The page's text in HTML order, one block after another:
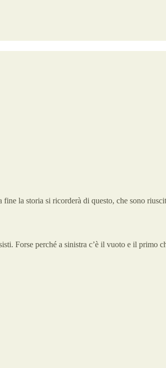
la storia si ricorderà di questo, che sono
Forse perché a sinistra c’è il vuoto e il primo